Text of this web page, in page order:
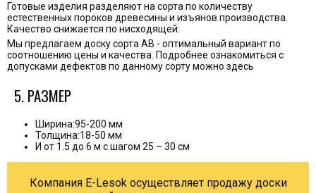
Готовые изделия разделяют на сорта по количеству
естественных пороков древесины и изъянов производства.
Качество снижается по нисходящей:
Мы предлагаем доску сорта АВ - оптимальный вариант по
соотношению цены и качества. Подробнее ознакомиться с
допусками дефектов по данному сорту можно здесь
5. РАЗМЕР
Ширина:95-200 мм
Толщина:18-50 мм
И от 1.5 до 6 м с шагом 25 – 30 см
Компания E-Lesok осуществляет продажу доски